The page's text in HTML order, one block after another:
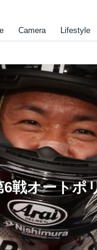
Camera Lifestyle
戦オートポ